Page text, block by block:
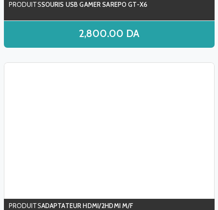
SOURIS USB GAMER SAREPO GT-X6
2,800.00 DA
ADAPTATEUR HDMI/2HDMI M/F